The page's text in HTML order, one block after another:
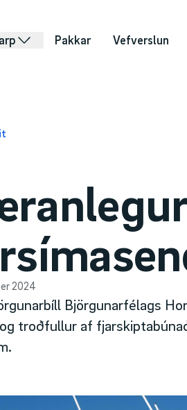
Pakkar Vefverslun
2024
Björgunarfélags
troðfullur af